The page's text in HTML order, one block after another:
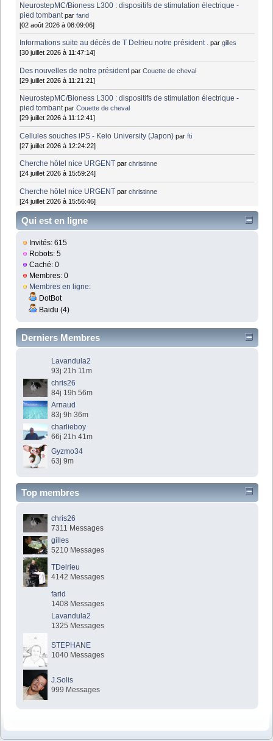
NeurostepMC/Bioness L300 : dispositifs de stimulation électrique -
pied tombant parfarid
[02 août 2026 à 08:09:06]
Informations suite au décès de T Delrieu notre président . pargilles
[30 juillet 2026 à 11:47:14]
Des nouvelles de notre président parCouette de cheval
[29 juillet 2026 à 11:21:21]
NeurostepMC/Bioness L300 : dispositifs de stimulation électrique -
pied tombant parCouette de cheval
[29 juillet 2026 à 11:12:41]
Cellules souches iPS - Keio University (Japon) parfti
[27 juillet 2026 à 12:24:22]
Cherche hôtel nice URGENT parchristinne
[24 juillet 2026 à 15:59:24]
Cherche hôtel nice URGENT parchristinne
[24 juillet 2026 à 15:56:46]
Qui est en ligne
Invités: 615
Robots: 5
Caché: 0
Membres: 0
Membres en ligne:
DotBot
Baidu (4)
Derniers Membres
Lavandula2
93j 21h 11m
chris26
84j 19h 56m
Arnaud
83j 9h 36m
charlieboy
66j 21h 41m
Gyzmo34
63j 9m
Top membres
chris26
7311 Messages
gilles
5210 Messages
TDelrieu
4142 Messages
farid
1408 Messages
Lavandula2
1325 Messages
STEPHANE
1040 Messages
J.Solis
999 Messages